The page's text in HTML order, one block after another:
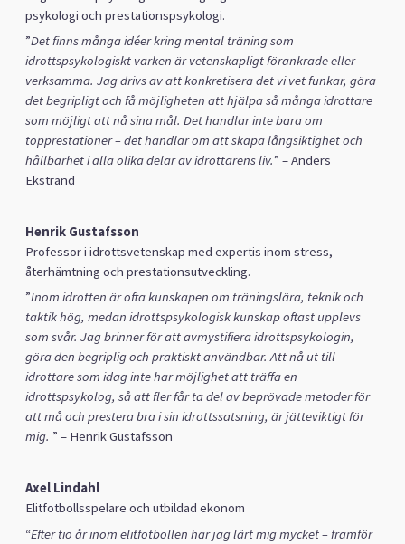
psykologi och prestationspsykologi.
”Det finns många idéer kring mental träning som
idrottspsykologiskt varken är vetenskapligt förankrade eller
verksamma. Jag drivs av att konkretisera det vi vet funkar, göra
det begripligt och få möjligheten att hjälpa så många idrottare
som möjligt att nå sina mål. Det handlar inte bara om
topprestationer – det handlar om att skapa långsiktighet och
hållbarhet i alla olika delar av idrottarens liv.” – Anders
Ekstrand
Henrik Gustafsson
Professor i idrottsvetenskap med expertis inom stress,
återhämtning och prestationsutveckling.
”Inom idrotten är ofta kunskapen om träningslära, teknik och
taktik hög, medan idrottspsykologisk kunskap oftast upplevs
som svår. Jag brinner för att avmystifiera idrottspsykologin,
göra den begriplig och praktiskt användbar. Att nå ut till
idrottare som idag inte har möjlighet att träffa en
idrottspsykolog, så att fler får ta del av beprövade metoder för
att må och prestera bra i sin idrottssatsning, är jätteviktigt för
mig. ” – Henrik Gustafsson
Axel Lindahl
Elitfotbollsspelare och utbildad ekonom
“Efter tio år inom elitfotbollen har jag lärt mig mycket – framför